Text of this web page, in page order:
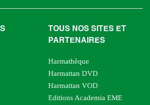
TOUS NOS SITES ET
PARTENAIRES
Harmathèque
Harmattan DVD
Harmattan VOD
Editions Academia EME